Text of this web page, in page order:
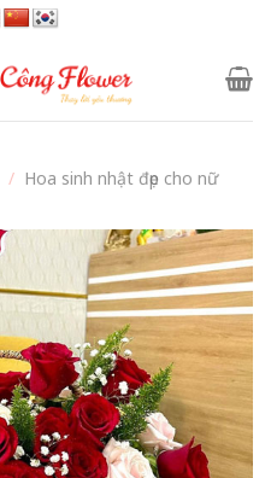
/ Hoa sinh nhật đẹp cho nữ